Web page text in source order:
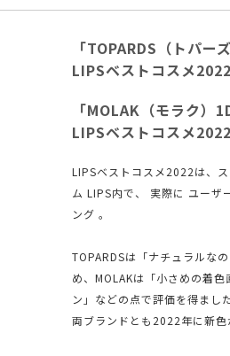
「TOPARDS（トパー
LIPSベストコスメ
「MOLAK（モラク）
LIPSベストコスメ
LIPSベストコスメ2022は、
ム LIPS内で、 実際に ユーザ
ング 。
TOPARDSは「ナチュラルな
め、MOLAKは「小さめの着
ン」などの点で評価を得まし
両ブランドとも2022年に新